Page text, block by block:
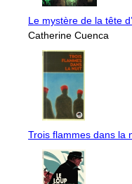
Le mystère de la tête
Catherine Cuenca
Trois flammes dans la